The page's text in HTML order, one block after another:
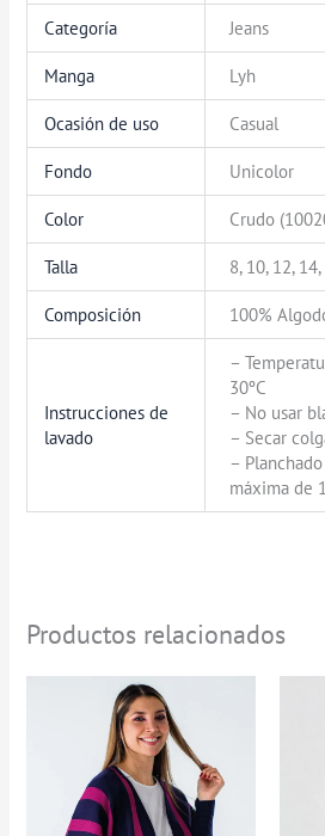
Categoría Jeans
Manga Lyh
Ocasión de uso Casual
Fondo Unicolor
Color Crudo
Talla 8, 10, 12,
Composición 100%
Instrucciones de
lavado
–
30ºC
– No usar
– Secar
–
máxima de
Productos relacionados